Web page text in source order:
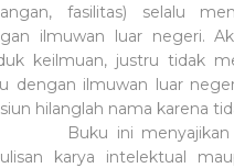
fasilitas) selalu
ilmuwan luar negeri.
keilmuan, justru tidak
dengan ilmuwan luar
hilanglah nama karena
ini menyajikan
karya intelektual